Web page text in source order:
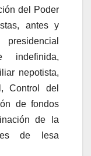
del Poder
antes y
indefinida,
nepotista,
Control del
de fondos
de la
de lesa